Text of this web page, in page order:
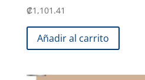
₡1,101.41
Añadir al carrito